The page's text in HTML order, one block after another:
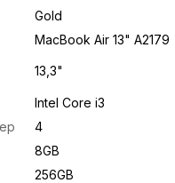
Gold
MacBook Air 13" A2179
13,3"
Intel Core i3
4
8GB
256GB